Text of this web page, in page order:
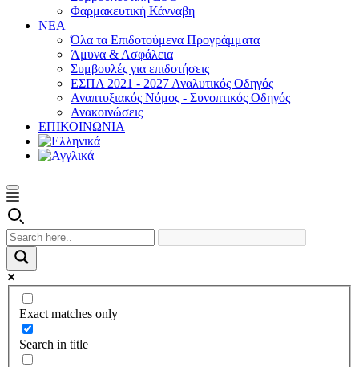
Φαρμακευτική Κάνναβη
ΝΕΑ
Όλα τα Επιδοτούμενα Προγράμματα
Άμυνα & Ασφάλεια
Συμβουλές για επιδοτήσεις
ΕΣΠΑ 2021 - 2027 Αναλυτικός Οδηγός
Αναπτυξιακός Νόμος - Συνοπτικός Οδηγός
Ανακοινώσεις
ΕΠΙΚΟΙΝΩΝΙΑ
Exact matches only
Search in title